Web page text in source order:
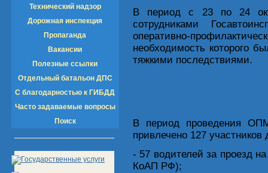
Технический надзор
Дорожная инспекция
Пропаганда
Вакансии
Полезные ссылки
Отдельный батальон ДПС
С благодарностью к ГИБДД
Часто задаваемые вопросы
Поиск
В период с 23 по 24
сотрудниками
оперативно-
необходимость которого
тяжкими последствиями.
В период проведения
привлечено 127
- 57 водителей за проезд
КоАП РФ);